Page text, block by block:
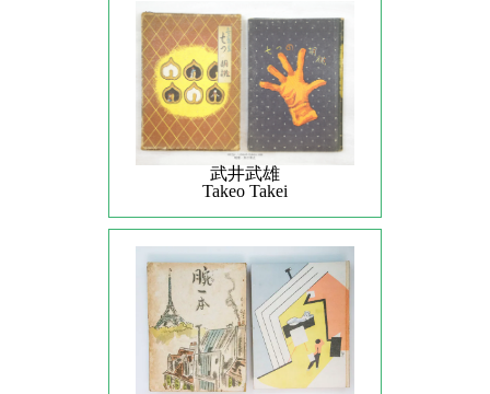
武井武雄
Takeo Takei